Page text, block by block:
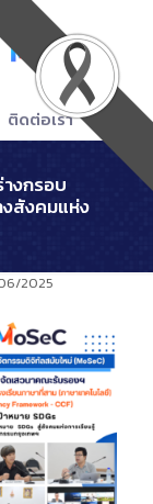
ติดต่อเรา
งกรอบ
งสังคมแห่ง
2025